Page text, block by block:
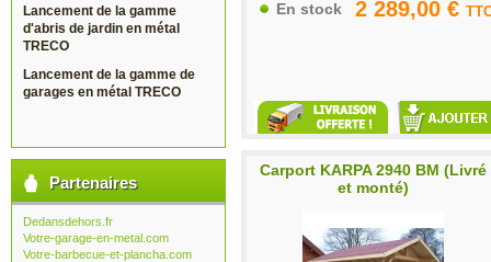
Lancement de la gamme
d'abris de jardin en métal
TRECO
Lancement de la gamme de
garages en métal TRECO
Partenaires
Dedansdehors.fr
Votre-garage-en-metal.com
Votre-barbecue-et-plancha.com
2 289,00 €
En stock
Carport KARPA 2940 BM (Livré
et monté)